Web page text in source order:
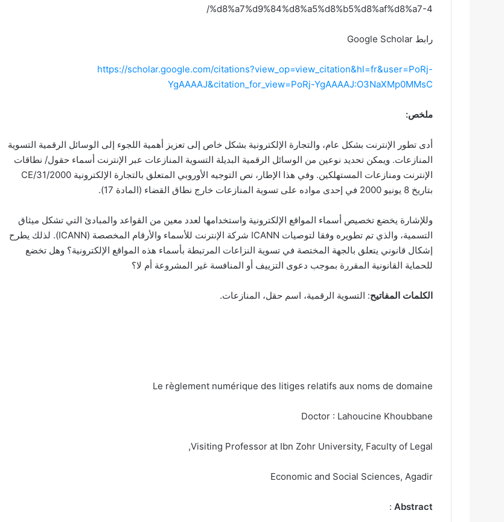
%d8%a7%d9%84%d8%a5%d8%b5%d8%af%d8%a7-4/
رابط Google Scholar
https://scholar.google.com/citations?view_op=view_citation&hl=fr&user=PoRj-
YgAAAAJ&citation_for_view=PoRj-YgAAAAJ:O3NaXMp0MMsC
ملخص:
أدى تطور الإنترنت بشكل عام، والتجارة الإلكترونية بشكل خاص إلى تعزيز أهمية اللجوء إلى الوسائل الرقمية التسوية
المنازعات. ويمكن تحديد نوعين من الوسائل الرقمية البديلة التسوية المنازعات عبر الإنترنت أسماء حقول/ نطاقات
الإنترنت ومنازعات المستهلكين. وفي هذا الإطار، نص التوجيه الأوروبي المتعلق بالتجارة الإلكترونية CE/31/2000
بتاريخ 8 يونيو 2000 في إحدى مواده على تسوية المنازعات خارج نطاق القضاء (المادة 17).
وللإشارة يخضع تخصيص أسماء المواقع الإلكترونية واستخدامها لعدد معين من القواعد والمبادئ التي تشكل ميثاق
التسمية، والذي تم تطويره وفقا لتوصيات ICANN شركة الإنترنت للأسماء والأرقام المخصصة (ICANN). لذلك يطرح
إشكال قانوني يتعلق بالجهة المختصة في تسوية النزاعات المرتبطة بأسماء هذه المواقع الإلكترونية؟ وهل تخضع
للحماية القانونية المقررة بموجب دعوى التزييف أو المنافسة غير المشروعة أم لا؟
الكلمات المفاتيح: التسوية الرقمية، اسم حقل، المنازعات.
Le règlement numérique des litiges relatifs aux noms de domaine
Doctor : Lahoucine Khoubbane
Visiting Professor at Ibn Zohr University, Faculty of Legal,
Economic and Social Sciences, Agadir
Abstract
: